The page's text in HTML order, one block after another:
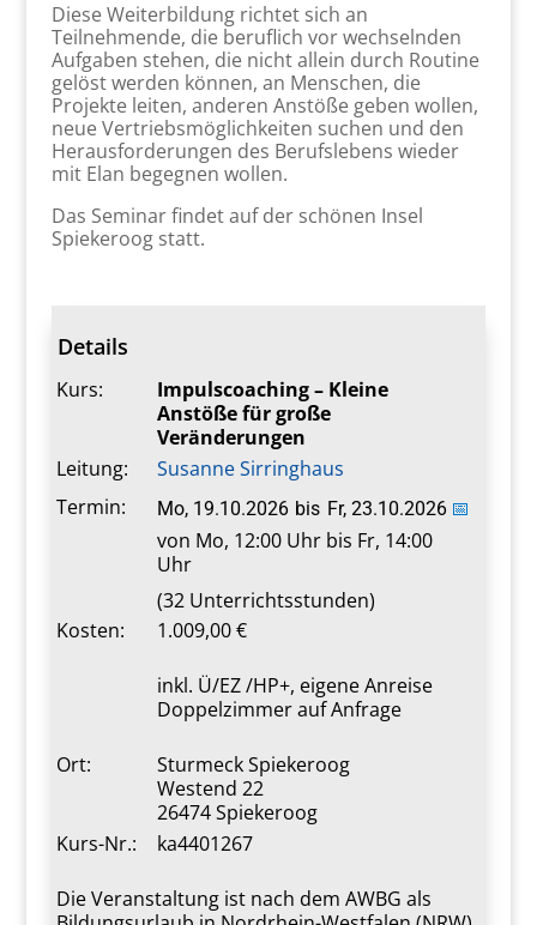
Diese Weiterbildung richtet sich an
Teilnehmende, die beruflich vor wechselnden
Aufgaben stehen, die nicht allein durch Routine
gelöst werden können, an Menschen, die
Projekte leiten, anderen Anstöße geben wollen,
neue Vertriebsmöglichkeiten suchen und den
Herausforderungen des Berufslebens wieder
mit Elan begegnen wollen.
Das Seminar findet auf der schönen Insel
Spiekeroog statt.
Details
Kurs:
Impulscoaching – Kleine
Anstöße für große
Veränderungen
Leitung:
Susanne Sirringhaus
Termin:
Mo, 19.10.2026 bis Fr, 23.10.2026 📅
von Mo, 12:00 Uhr bis Fr, 14:00
Uhr
(32 Unterrichtsstunden)
Kosten:
1.009,00 €
inkl. Ü/EZ /HP+, eigene Anreise
Doppelzimmer auf Anfrage
Ort:
Sturmeck Spiekeroog
Westend 22
26474 Spiekeroog
Kurs-Nr.:
ka4401267
Die Veranstaltung ist nach dem AWBG als